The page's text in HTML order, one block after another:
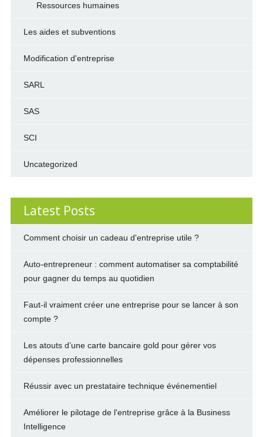
Ressources humaines
Les aides et subventions
Modification d'entreprise
SARL
SAS
SCI
Uncategorized
Latest Posts
Comment choisir un cadeau d'entreprise utile ?
Auto-entrepreneur : comment automatiser sa comptabilité
pour gagner du temps au quotidien
Faut-il vraiment créer une entreprise pour se lancer à son
compte ?
Les atouts d’une carte bancaire gold pour gérer vos
dépenses professionnelles
Réussir avec un prestataire technique événementiel
Améliorer le pilotage de l'entreprise grâce à la Business
Intelligence